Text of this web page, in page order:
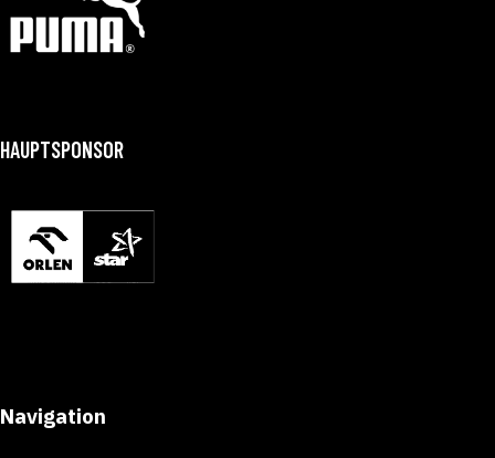
HAUPTSPONSOR
Navigation